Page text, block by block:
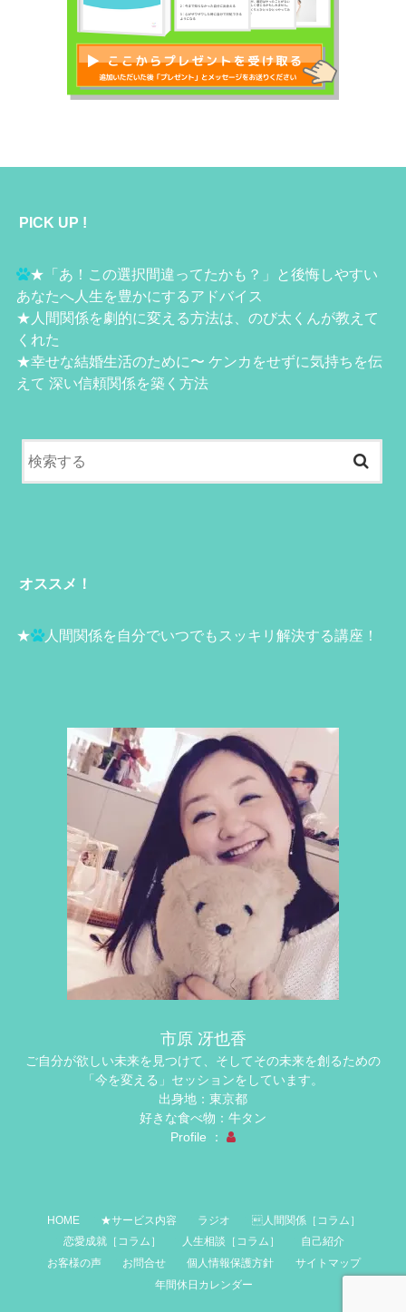
PICK UP !
★ 「あ！この選択間違ってたかも？」と後悔しやすい
あなたへ人生を豊かにするアドバイス
★ 人間関係を劇的に変える方法は、のび太くんが教えて
くれた
★幸せな結婚生活のために〜 ケンカをせずに気持ちを伝
えて 深い信頼関係を築く方法
オススメ！
★ 人間関係を自分でいつでもスッキリ解決する講座！
市原 冴也香
ご自分が欲しい未来を見つけて、そしてその未来を創るための
「今を変える」セッションをしています。
出身地：東京都
好きな食べ物：牛タン
Profile ：
HOME ★サービス内容 ラジオ
人間関係［コラム］
恋愛成就［コラム］
人生相談［コラム］
自己紹介
お客様の声
お問合せ 個人情報保護方針
サイトマップ
年間休日カレンダー